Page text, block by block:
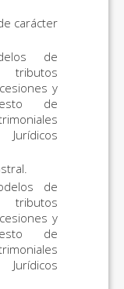
carácter
de
tributos
y
de
de
tributos
y
de